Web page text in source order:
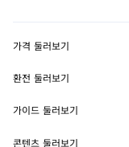
MetaMask Connect
Snaps
웹3 서비스
보안
가격 둘러보기
이더리움 가격
솔라나 가격
환전 둘러보기
ETH를 USD로 환전
USDT를 INR로 환전
가이드 둘러보기
콘텐츠 둘러보기